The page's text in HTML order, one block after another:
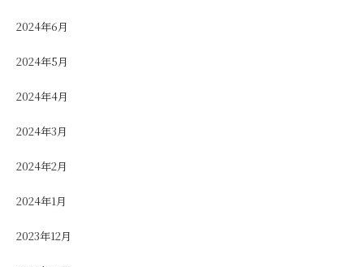
2024年6月
2024年5月
2024年4月
2024年3月
2024年2月
2024年1月
2023年12月